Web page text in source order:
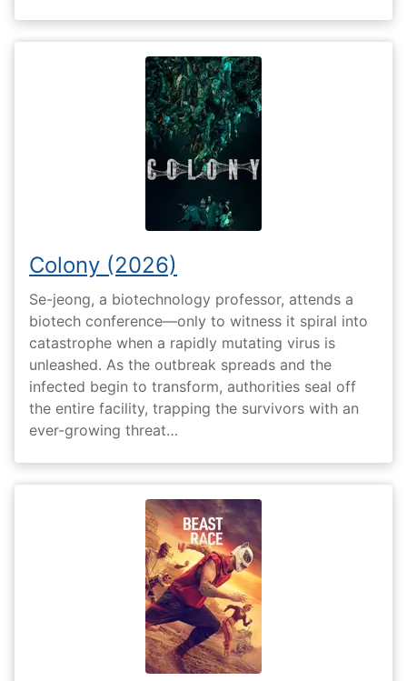
Colony (2026)
Se-jeong, a biotechnology professor, attends a
biotech conference—only to witness it spiral into
catastrophe when a rapidly mutating virus is
unleashed. As the outbreak spreads and the
infected begin to transform, authorities seal off
the entire facility, trapping the survivors with an
ever-growing threat…